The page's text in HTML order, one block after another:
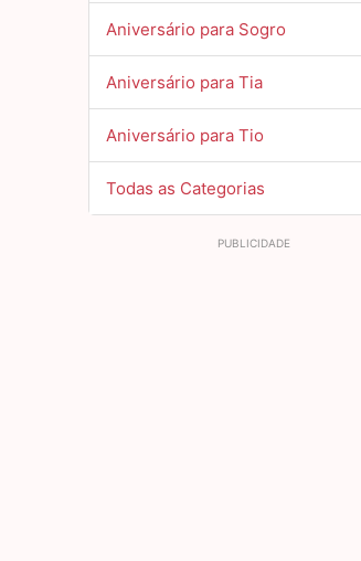
Aniversário para Sogro
Aniversário para Tia
Aniversário para Tio
Todas as Categorias